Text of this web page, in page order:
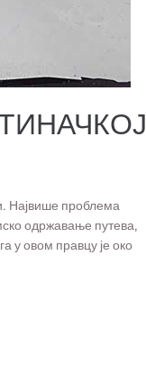
Највише проблема
одржавање путева,
у овом правцу је око